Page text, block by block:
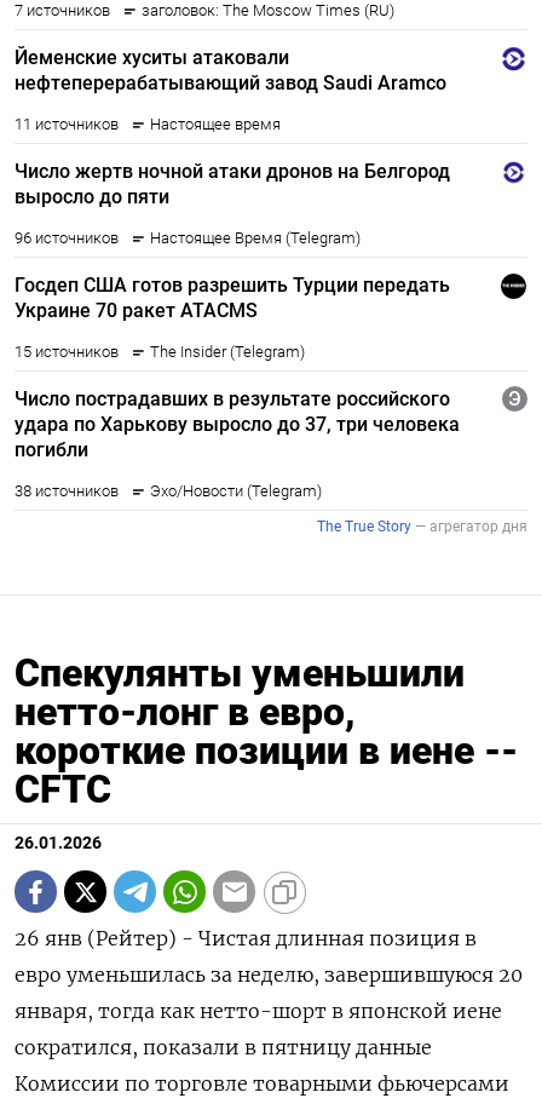
Спекулянты уменьшили
нетто-лонг в евро,
короткие позиции в иене --
CFTC
26.01.2026
26 янв (Рейтер) - Чистая длинная позиция в
евро уменьшилась за ⁠неделю, завершившуюся 20
января, тогда как нетто-шорт в ⁠японской иене ​
сократился, показали ⁠в пятницу данные
Комиссии по торговле ⁠товарными фьючерсами